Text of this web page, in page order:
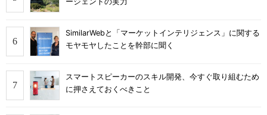
SimilarWebと「マーケットインテリジェンス」に関する
モヤモヤしたことを幹部に聞く
スマートスピーカーのスキル開発、今すぐ取り組むため
に押さえておくべきこと